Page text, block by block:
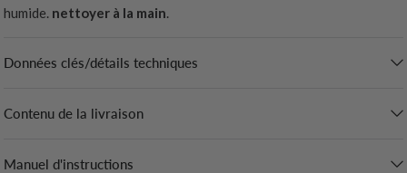
humide. nettoyer à la main.
Données clés/détails techniques
Contenu de la livraison
Manuel d'instructions